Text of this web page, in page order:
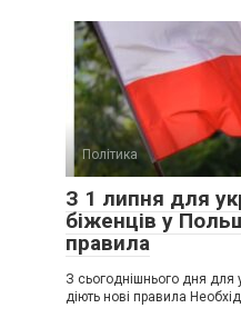
Політика
З 1 липня для
біженців у
правила
З сьогоднішнього дня для
діють нові правила